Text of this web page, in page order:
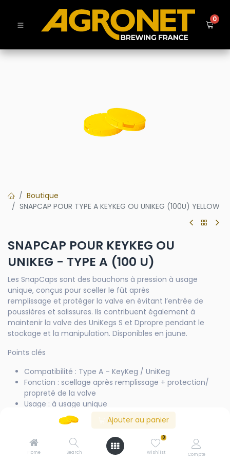
Ajouter au panier
Home Search
0
Wishlist Compte
0
Boutique
SNAPCAP POUR TYPE A KEYKEG OU UNIKEG (100U) YELLOW
SNAPCAP POUR KEYKEG OU
UNIKEG - TYPE A (100 U)
Les SnapCaps sont des bouchons à pression à usage
unique, conçus pour sceller le fût après
remplissage et protéger la valve en évitant l’entrée de
poussières et salissures. Ils contribuent également à
maintenir la valve des UniKegs S et Dpropre pendant le
stockage et la manipulation. Disponibles en jaune.
Points clés
Compatibilité : Type A – KeyKeg / UniKeg
Fonction : scellage après remplissage + protection/
propreté de la valve
Usage : à usage unique
Couleur : jaune
Conditionnement : 100 unités